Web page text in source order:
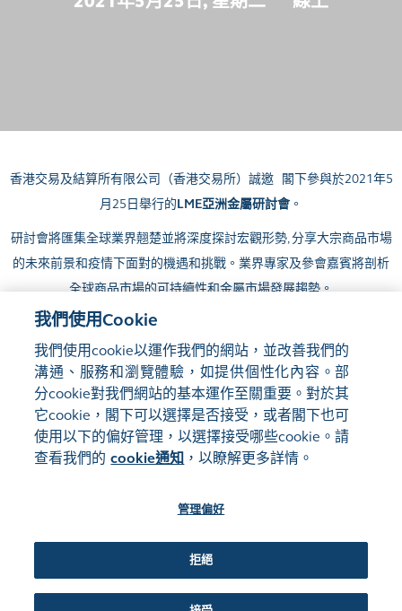
香港交易及結算所有限公司（香港交易所）誠邀 閣下參與於2021年5
月25 日舉行的LME亞洲金屬研討會。
研討會將匯集全球業界翹楚並將深度探討宏觀形勢,分享大宗商品市場
的未來前景和疫情下面對的機遇和挑戰。 業界專家及參會嘉賓將剖析
全球商品市場的可持續性和金屬市場發展趨勢。
詳情請聯系：
網站地圖
使用條款
©2016-26 香港交易及結算所有限公司版權所有，翻印必究
我們使用Cookie
我們使用cookie以運作我們的網站，並改善我們的
溝通、服務和瀏覽體驗，如提供個性化內容。部
分cookie對我們網站的基本運作至關重要。對於其
它cookie，閣下可以選擇是否接受，或者閣下也可
使用以下的偏好管理，以選擇接受哪些cookie。請
查看我們的 cookie通知 ，以瞭解更多詳情。
管理偏好
拒絕